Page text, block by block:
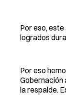
Por eso,
logrados
Por eso
Gobernación
la respalde.